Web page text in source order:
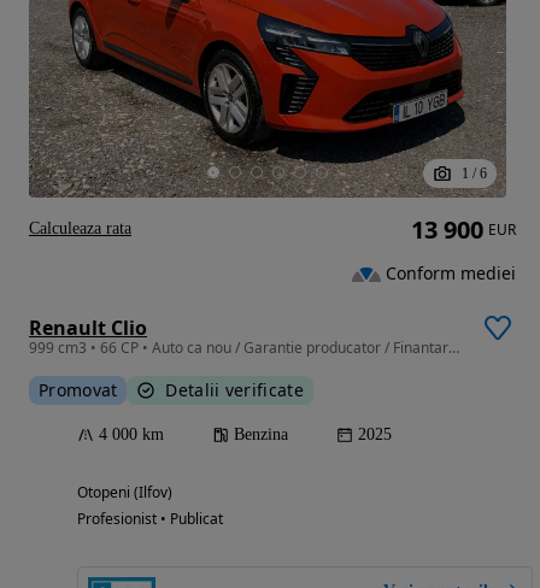
1 / 6
Renault Clio
999 cm3 • 66 CP • Auto ca nou / Garantie producator / Finantare TBI bank
Promovat Detalii verificate
4 000 km Benzina 2025
Otopeni (Ilfov)
Profesionist • Publicat
13 900 EUR
Conform mediei
Calculeaza rata